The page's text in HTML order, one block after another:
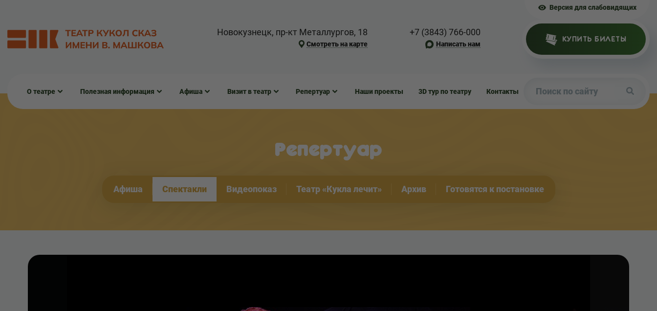
Версия для слабовидящих
Новокузнецк, пр-кт Металлургов, 18
Смотреть на карте
+7 (3843) 766-000
Написать нам
КУПИТЬ БИЛЕТЫ
О театре Полезная информация Афиша Визит в театр Репертуар Наши проекты 3D тур по театру Контакты
Репертуар
Афиша Спектакли Видеопоказ Театр «Кукла лечит» Архив Готовятся к постановке